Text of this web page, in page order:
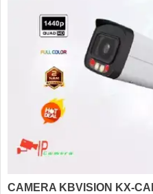
CAMERA KBVISION KX-